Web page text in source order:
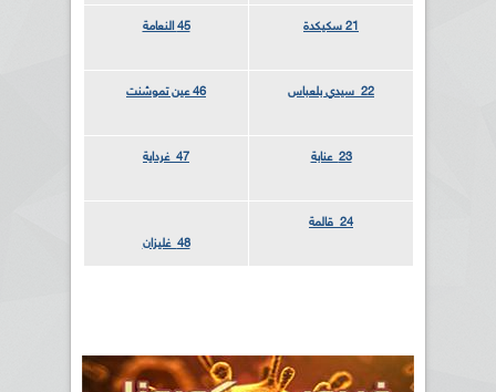
21 سكيكدة 45 النعامة
22 سيدي بلعباس 46 عين تموشنت
23 عنابة 47 غرداية
24 قالمة
48 غليزان